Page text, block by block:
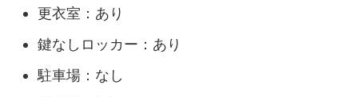
更衣室：あり
鍵なしロッカー：あり
駐車場：なし